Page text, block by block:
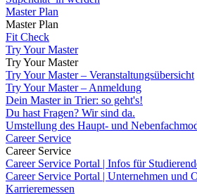
Master Plan
Master Plan
Fit Check
Try Your Master
Try Your Master
Try Your Master – Veranstaltungsübersicht
Try Your Master – Anmeldung
Dein Master in Trier: so geht's!
Du hast Fragen? Wir sind da.
Umstellung des Haupt- und
Career Service
Career Service
Career Service Portal | Infos für
Career Service Portal | Unternehmen und
Karrieremessen